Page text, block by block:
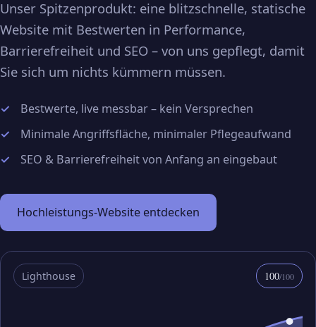
Unser Spitzenprodukt: eine blitzschnelle, statische
Website mit Bestwerten in Performance,
Barrierefreiheit und SEO – von uns gepflegt, damit
Sie sich um nichts kümmern müssen.
Bestwerte, live messbar – kein Versprechen
Minimale Angriffsfläche, minimaler Pflegeaufwand
SEO & Barrierefreiheit von Anfang an eingebaut
Hochleistungs-Website entdecken
Lighthouse 100/100